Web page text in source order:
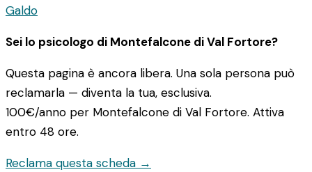
Galdo
Sei lo psicologo di Montefalcone di Val Fortore?
Questa pagina è ancora libera. Una sola persona può
reclamarla — diventa la tua, esclusiva.
100€/anno per Montefalcone di Val Fortore. Attiva
entro 48 ore.
Reclama questa scheda →